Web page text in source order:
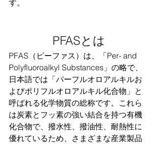
す。
PFASとは
PFAS（ピーファス）は、「Per- and
Polyfluoroalkyl Substances」の略で、
日本語では「パーフルオロアルキルお
よびポリフルオロアルキル化合物」と
呼ばれる化学物質の総称です。これら
は炭素とフッ素の強い結合を持つ有機
化合物で、撥水性、撥油性、耐熱性に
優れているため、さまざまな産業製品